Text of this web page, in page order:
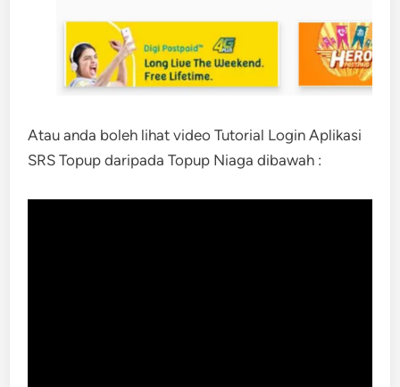
Atau anda boleh lihat video Tutorial Login Aplikasi
SRS Topup daripada Topup Niaga dibawah :